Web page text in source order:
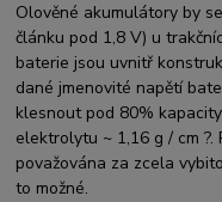
Olověné akumulátory by
článku pod 1,8 V) u
baterie jsou uvnitř
dané jmenovité napětí
klesnout pod 80%
elektrolytu ~ 1,16 g / cm
považována za zcela
to možné.